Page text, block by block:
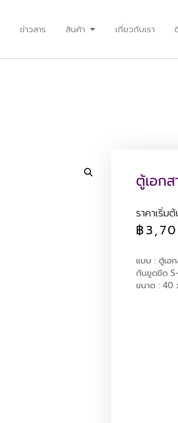
ข่าวสาร สินค้า เกี่ยวกับเรา
ตู้เอก
ราคาเริ่ม
฿
แบบ : ตู้เอ
กันขูดขีด
ขนาด : 40